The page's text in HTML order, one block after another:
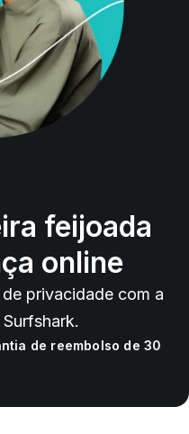
feijoada
online
privacidade com a
de reembolso de 30